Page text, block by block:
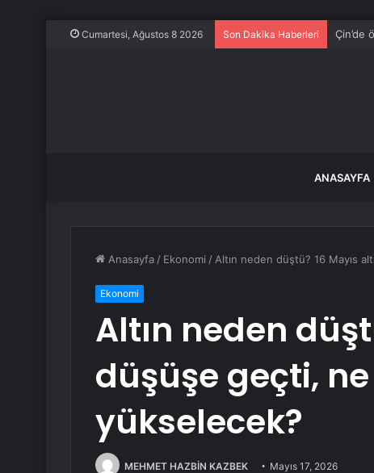
Cumartesi, Ağustos 8 2026 Son Dakika Haberleri Çin’de
ANASAYFA
Anasayfa / Ekonomi / Altın neden düştü? 16 Mayıs
Ekonomi
Altın neden
düşüşe geçti,
yükselecek?
MEHMET HAZBİN KAZBEK Mayıs 17, 2026